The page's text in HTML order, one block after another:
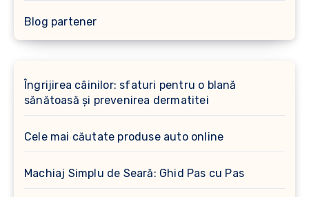
Blog partener
Îngrijirea câinilor: sfaturi pentru o blană
sănătoasă și prevenirea dermatitei
Cele mai căutate produse auto online
Machiaj Simplu de Seară: Ghid Pas cu Pas